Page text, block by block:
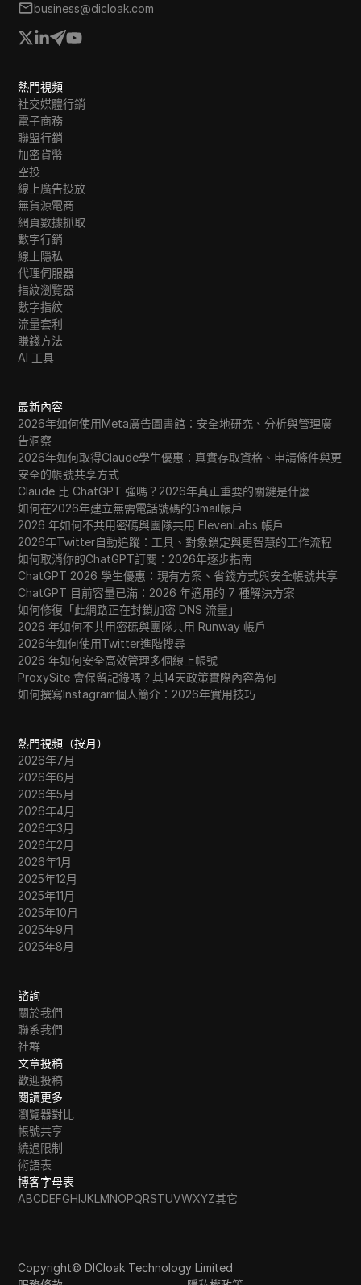
business@dicloak.com
熱門視頻
社交媒體行銷
電子商務
聯盟行銷
加密貨幣
空投
線上廣告投放
無貨源電商
網頁數據抓取
數字行銷
線上隱私
代理伺服器
指紋瀏覽器
數字指紋
流量套利
賺錢方法
AI 工具
最新內容
2026年如何使用Meta廣告圖書館：安全地研究、分析與管理廣
告洞察
2026年如何取得Claude學生優惠：真實存取資格、申請條件與更
安全的帳號共享方式
Claude 比 ChatGPT 強嗎？2026年真正重要的關鍵是什麼
如何在2026年建立無需電話號碼的Gmail帳戶
2026 年如何不共用密碼與團隊共用 ElevenLabs 帳戶
2026年Twitter自動追蹤：工具、對象鎖定與更智慧的工作流程
如何取消你的ChatGPT訂閱：2026年逐步指南
ChatGPT 2026 學生優惠：現有方案、省錢方式與安全帳號共享
ChatGPT 目前容量已滿：2026 年適用的 7 種解決方案
如何修復「此網路正在封鎖加密 DNS 流量」
2026 年如何不共用密碼與團隊共用 Runway 帳戶
2026年如何使用Twitter進階搜尋
2026 年如何安全高效管理多個線上帳號
ProxySite 會保留記錄嗎？其14天政策實際內容為何
如何撰寫Instagram個人簡介：2026年實用技巧
熱門視頻（按月）
2026年7月
2026年6月
2026年5月
2026年4月
2026年3月
2026年2月
2026年1月
2025年12月
2025年11月
2025年10月
2025年9月
2025年8月
諮詢
關於我們
聯系我們
社群
文章投稿
歡迎投稿
閱讀更多
瀏覽器對比
帳號共享
繞過限制
術語表
博客字母表
ABCDEFGHIJKLMNOPQRSTUVWXYZ其它
Copyright© DICloak Technology Limited